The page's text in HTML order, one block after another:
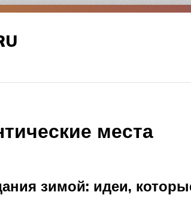
места
зимой: идеи,